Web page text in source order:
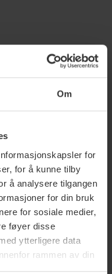
Om
for
for å kunne tilby
å analysere tilgangen
for din bruk
for sosiale medier,
føyer disse
ytterligere data
rammen av din